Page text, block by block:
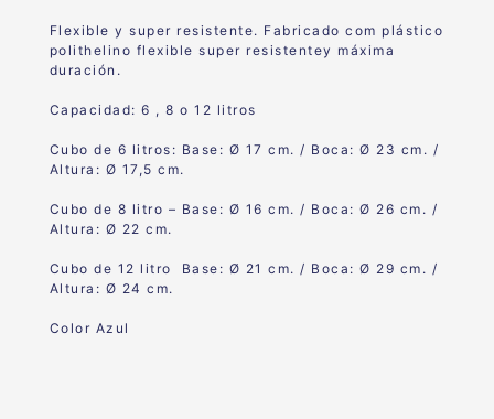
Flexible y super resistente. Fabricado com plástico
polithelino flexible super resistentey máxima
duración.
Capacidad: 6 , 8 o 12 litros
Cubo de 6 litros: Base: Ø 17 cm. / Boca: Ø 23 cm. /
Altura: Ø 17,5 cm.
Cubo de 8 litro – Base: Ø 16 cm. / Boca: Ø 26 cm. /
Altura: Ø 22 cm.
Cubo de 12 litro Base: Ø 21 cm. / Boca: Ø 29 cm. /
Altura: Ø 24 cm.
Color Azul